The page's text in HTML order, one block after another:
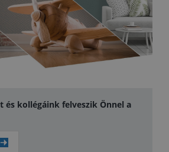
és kollégáink felveszik Önnel a